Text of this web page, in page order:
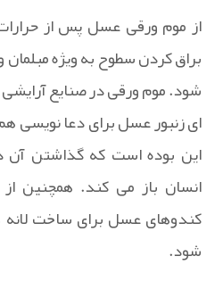
از موم ورقی عسل پس از
براق کردن سطوح به ویژه
شود. موم ورقی در صنایع آرایشی
ای زنبور عسل برای دعا نویسی
این بوده است که گذاشتن آن
انسان باز می کند. همچنین
شود.